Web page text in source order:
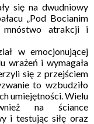
się na dwudniowy
„Pod Bocianim
mnóstwo atrakcji i
w emocjonującej
wrażeń i wymagała
się z przejściem
to wzbudziło
umiejętności. Wielu
na ściance
i testując siłę oraz